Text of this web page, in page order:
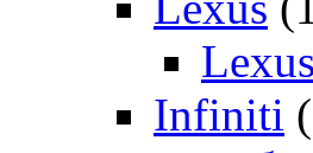
Infiniti